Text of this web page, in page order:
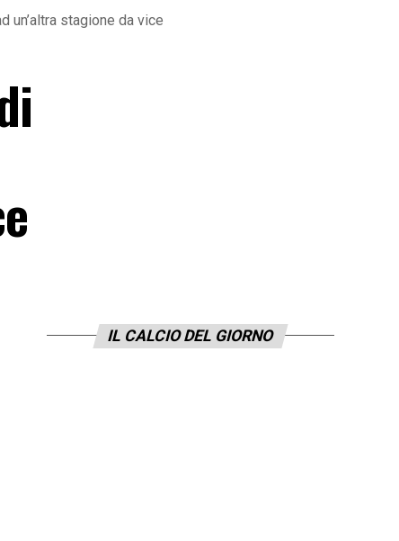
un’altra stagione da vice
IL CALCIO DEL GIORNO